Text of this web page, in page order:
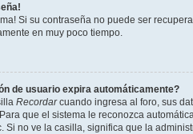
Si su contraseña no puede ser
en muy poco tiempo.
de usuario expira automáticamente?
Recordarcuando ingresa al foro, sus
que el sistema le reconozca
Si no ve la casilla, significa que la